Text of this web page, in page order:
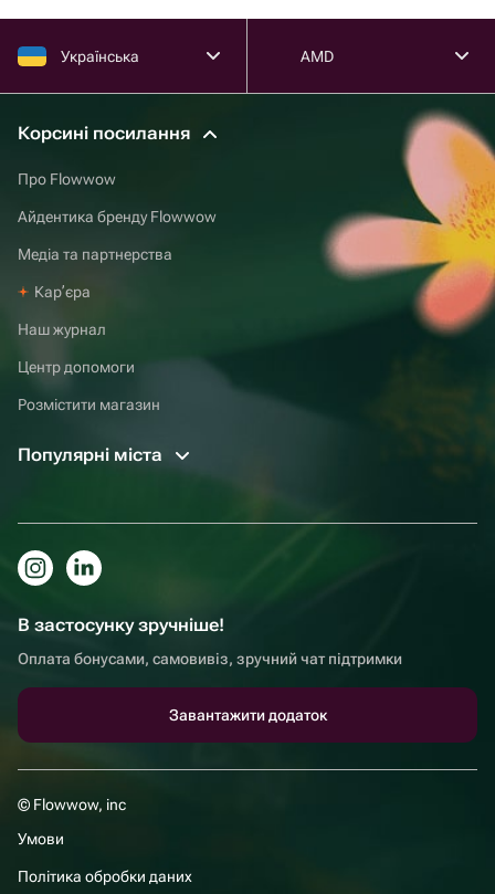
Українська AMD
Корсині посилання
Про Flowwow
Айдентика бренду Flowwow
Медіа та партнерства
Карʼєра
Наш журнал
Центр допомоги
Розмістити магазин
Популярні міста
В застосунку зручніше!
Оплата бонусами, самовивіз, зручний чат підтримки
Завантажити додаток
© Flowwow, inc
Умови
Політика обробки даних